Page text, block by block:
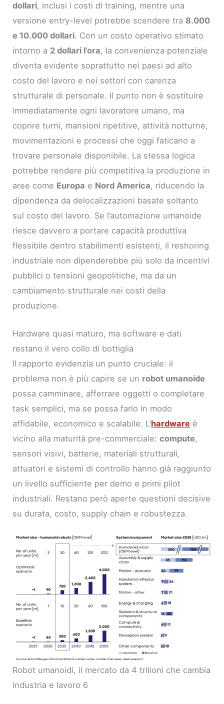
dollari, inclusi i costi di training, mentre una
versione entry-level potrebbe scendere tra 8.000
e 10.000 dollari. Con un costo operativo stimato
intorno a 2 dollari l’ora, la convenienza potenziale
diventa evidente soprattutto nei paesi ad alto
costo del lavoro e nei settori con carenza
strutturale di personale. Il punto non è sostituire
immediatamente ogni lavoratore umano, ma
coprire turni, mansioni ripetitive, attività notturne,
movimentazioni e processi che oggi faticano a
trovare personale disponibile. La stessa logica
potrebbe rendere più competitiva la produzione in
aree come Europa e Nord America, riducendo la
dipendenza da delocalizzazioni basate soltanto
sul costo del lavoro. Se l’automazione umanoide
riesce davvero a portare capacità produttiva
flessibile dentro stabilimenti esistenti, il reshoring
industriale non dipenderebbe più solo da incentivi
pubblici o tensioni geopolitiche, ma da un
cambiamento strutturale nei costi della
produzione.
Hardware quasi maturo, ma software e dati
restano il vero collo di bottiglia
Il rapporto evidenzia un punto cruciale: il
problema non è più capire se un robot umanoide
possa camminare, afferrare oggetti o completare
task semplici, ma se possa farlo in modo
affidabile, economico e scalabile. L’hardware è
vicino alla maturità pre-commerciale:compute,
sensori visivi, batterie, materiali strutturali,
attuatori e sistemi di controllo hanno già raggiunto
un livello sufficiente per demo e primi pilot
industriali. Restano però aperte questioni decisive
su durata, costo, supply chain e robustezza.
Robot umanoidi, il mercato da 4 trilioni che cambia
industria e lavoro 6